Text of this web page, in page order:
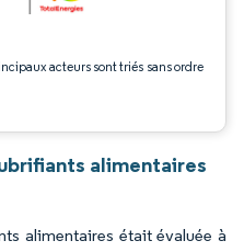
acteurs sont triés sans ordre
alimentaires
alimentaires était évaluée à